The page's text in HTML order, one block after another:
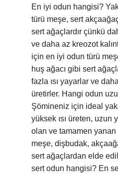
En iyi odun hangisi?
türü meşe, sert
sert ağaçlardır çünkü
ve daha az kreozot
için en iyi odun türü
huş ağacı gibi sert
fazla ısı yayarlar ve
üretirler. Hangi odun
Şömineniz için ideal
yüksek ısı üreten, uzun
olan ve tamamen yanan
meşe, dişbudak,
sert ağaçlardan elde
sert odun hangisi? En